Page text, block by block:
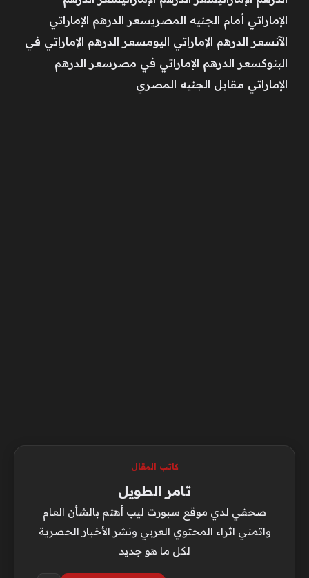
الإماراتي أمام الجنيه المصريسعر الدرهم الإماراتي
الآنسعر الدرهم الإماراتي اليومسعر الدرهم الإماراتي في
البنوكسعر الدرهم الإماراتي في مصرسعر الدرهم
الإماراتي مقابل الجنيه المصري
كاتب المقال
تامر الطويل
صحفي لدي موقع سبورت ليب أهتم بالشأن العام
واتمني اثراء المحتوي العربي ونشر الأخبار الحصرية
لكل ما هو جديد